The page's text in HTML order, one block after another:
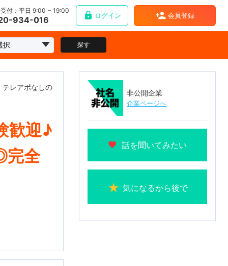
付：平日 9:00 ~ 19:00
934-016 ログイン 会員登録
探す
レアポなしの
歓迎♪
完全
非公開企業
企業ページへ
話を聞いてみたい
気になるから後で